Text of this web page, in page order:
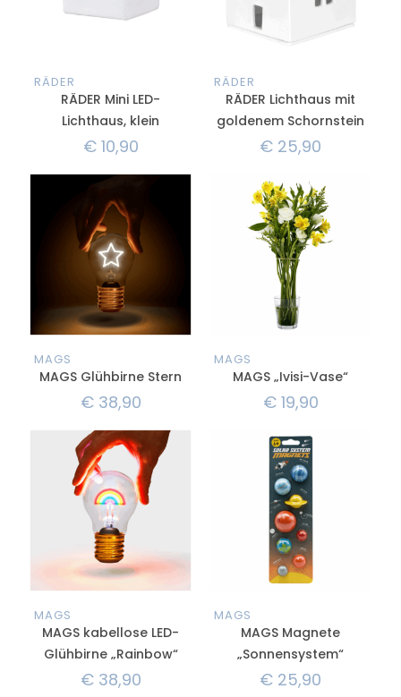
RÄDER
RÄDER Mini LED-
Lichthaus, klein
€10,90
RÄDER
RÄDER Lichthaus mit
goldenem Schornstein
€ 25,90
MAGS
MAGS Glühbirne Stern
€38,90
MAGS
MAGS „Ivisi-Vase“
€19,90
MAGS
MAGS kabellose LED-
Glühbirne „Rainbow“
€38,90
MAGS
MAGS Magnete
„Sonnensystem“
€ 25,90